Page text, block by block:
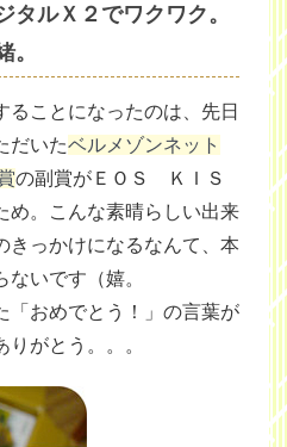
ルＸ２でワクワク。
。
ることになったのは、先日
だいたベルメゾンネット
の副賞がＥＯＳ ＫＩＳ
め。こんな素晴らしい出来
きっかけになるなんて、本
いです（嬉。
おめでとう！」の言葉が
がとう。。。